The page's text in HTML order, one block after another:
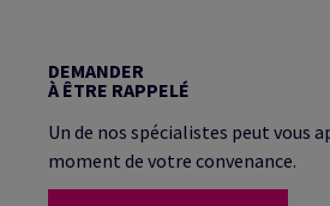
DEMANDER
À ÊTRE RAPPELÉ
Un de nos spécialistes peut vous
moment de votre convenance.